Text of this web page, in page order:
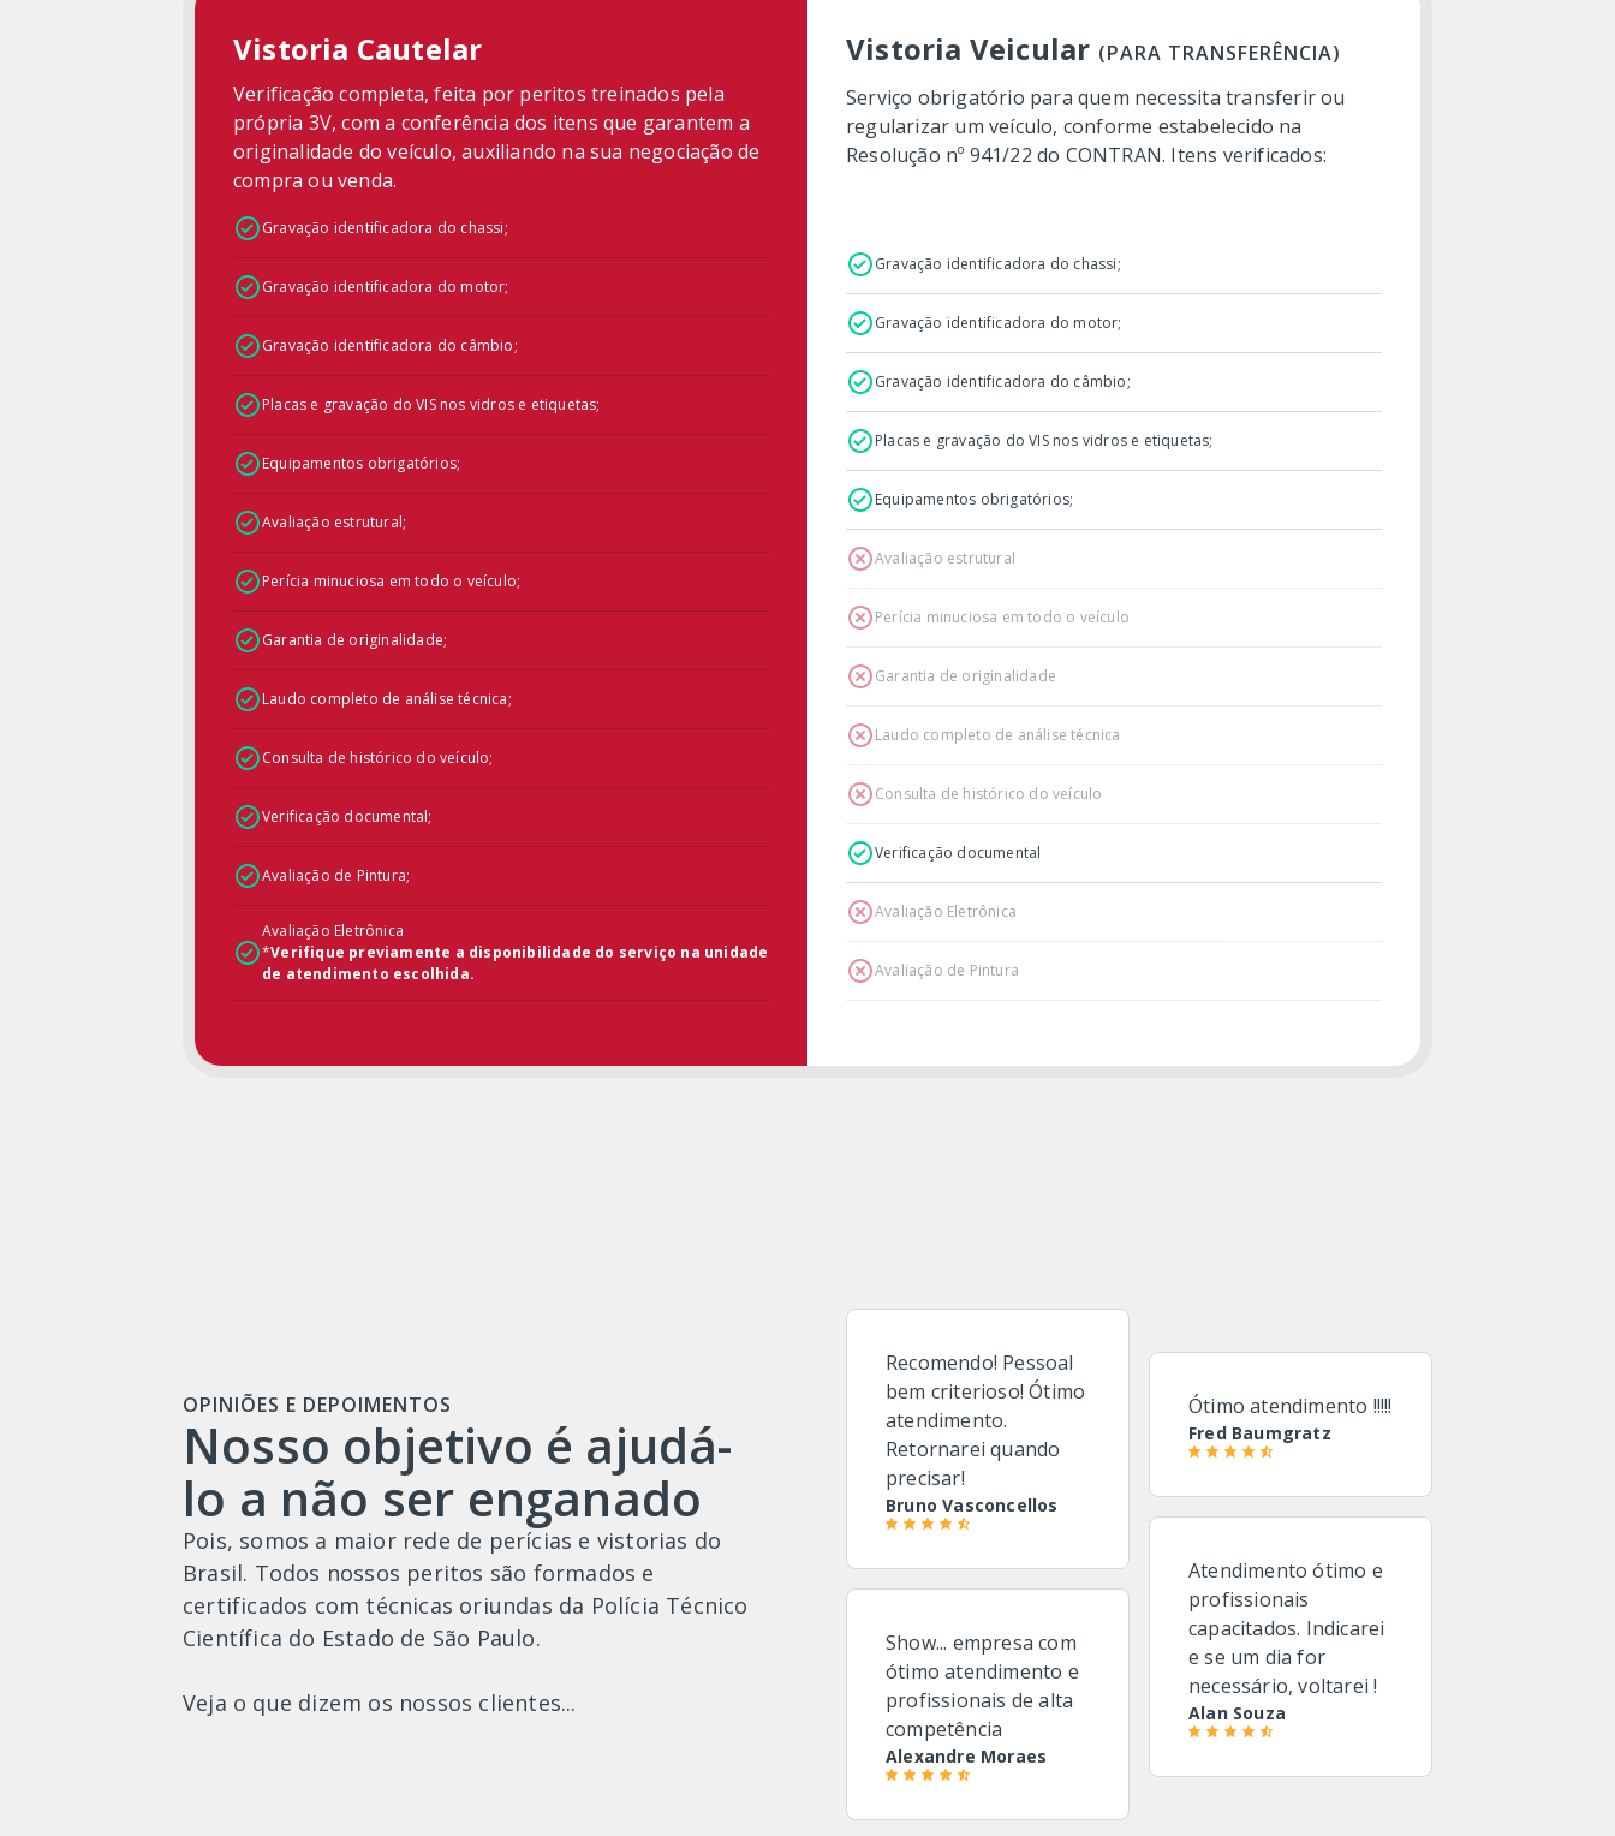
Vistoria Cautelar
Verificação completa, feita por peritos treinados pela
própria 3V, com a conferência dos itens que garantem a
originalidade do veículo, auxiliando na sua negociação de
compra ou venda.
Gravação identificadora do chassi;
Gravação identificadora do motor;
Gravação identificadora do câmbio;
Placas e gravação do VIS nos vidros e etiquetas;
Equipamentos obrigatórios;
Avaliação estrutural;
Perícia minuciosa em todo o veículo;
Garantia de originalidade;
Laudo completo de análise técnica;
Consulta de histórico do veículo;
Verificação documental;
Avaliação de Pintura;
Avaliação Eletrônica
*Verifique previamente a disponibilidade do serviço na unidade
de atendimento escolhida.
Vistoria Veicular (PARA TRANSFERÊNCIA)
Serviço obrigatório para quem necessita transferir ou
regularizar um veículo, conforme estabelecido na
Resolução nº 941/22 do CONTRAN. Itens verificados:
Gravação identificadora do chassi;
Gravação identificadora do motor;
Gravação identificadora do câmbio;
Placas e gravação do VIS nos vidros e etiquetas;
Equipamentos obrigatórios;
Avaliação estrutural
Perícia minuciosa em todo o veículo
Garantia de originalidade
Laudo completo de análise técnica
Consulta de histórico do veículo
Verificação documental
Avaliação Eletrônica
Avaliação de Pintura
OPINIÕES E DEPOIMENTOS
Nosso objetivo é ajudá-
lo a não ser enganado
Pois, somos a maior rede de perícias e vistorias do
Brasil. Todos nossos peritos são formados e
certificados com técnicas oriundas da Polícia Técnico
Científica do Estado de São Paulo.
Veja o que dizem os nossos clientes...
Recomendo! Pessoal
bem criterioso! Ótimo
atendimento.
Retornarei quando
precisar!
Bruno Vasconcellos
Show... empresa com
ótimo atendimento e
profissionais de alta
competência
Alexandre Moraes
Ótimo atendimento !!!!!
Fred Baumgratz
Atendimento ótimo e
profissionais
capacitados. Indicarei
e se um dia for
necessário, voltarei !
Alan Souza